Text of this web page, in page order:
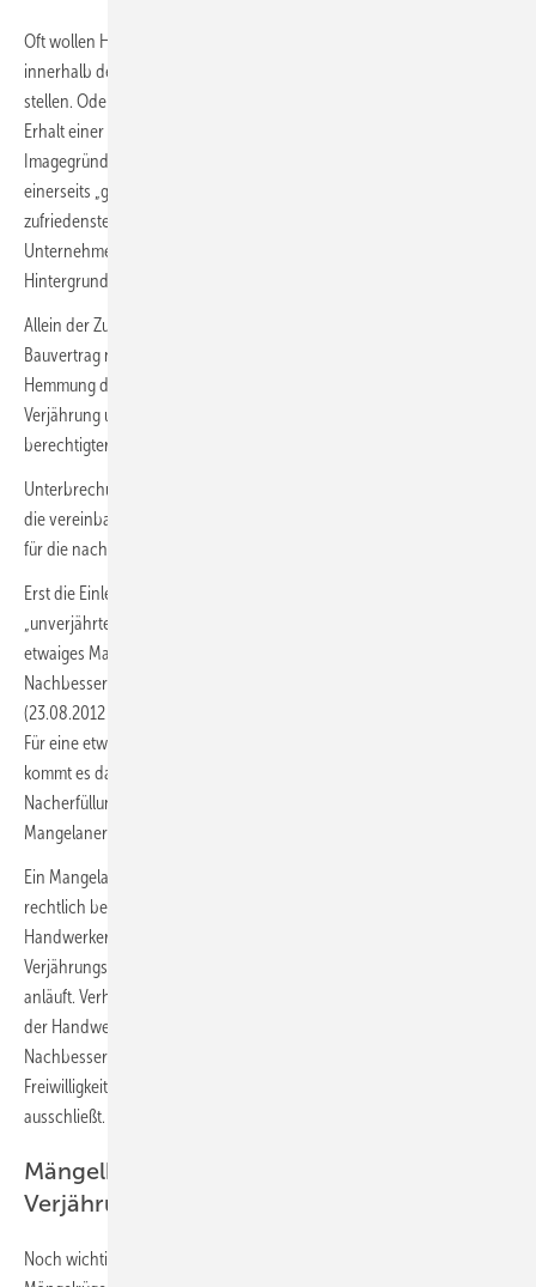
Oft wollen Handwerker vom Kunden erhobene Mängelrügen
innerhalb der „laufenden“ Verjährungszeit nicht zeitintensiv streitig
stellen. Oder sie wollen keinen allgemeinen Kostenvorbehalt bei
Erhalt einer Mängelrüge erklären. Stattdessen ziehen sie es aus
Imagegründen für das Unternehmen vor, etwaige Mängelrügen
einerseits „geräuschlos“ und andererseits für den Kunden
zufriedenstellend zu erledigen. Um in diesem Zusammenhang als
Unternehmer taktisch klug vorgehen zu können, sollte folgendes
Hintergrundwissen im Baurecht berücksichtigt werden:
Allein der Zugang einer Mängelrüge beim Handwerker führt im BGB-
Bauvertrag nicht zu einer Verjährungshemmung oder -unterbrechung.
Hemmung der Verjährung bedeutet, dass der zeitliche Ablauf der
Verjährung um die Zeitdauer zwischen Zugang der Mängelrüge und
berechtigter Nacherfüllung verlängert wird.
Unterbrechung der Verjährung bedeutet, dass mit der Unterbrechung
die vereinbarte oder gesetzlich geltende Verjährungsfrist nochmals
für die nachgebesserte Leistung „bei null“ beginnt.
Erst die Einleitung eines selbstständigen Beweisverfahrens zum
„unverjährten“ Zeitpunkt (BGH 28.10.2010 AZ: VII ZR 172/09) oder ein
etwaiges Mangelanerkenntnis durch die „vorbehaltlose“ kostenfreie
Nachbesserung hätte gegebenenfalls Auswirkung auf die Verjährung
(23.08.2012 AZ: VII ZR 155/10).
Für eine etwaige „Verjährungsverlängerung“ im BGB-Bauvertrag
kommt es daher entscheidend darauf an, ob die „kostenfreie“
Nacherfüllung bzw. Nachbesserung durch den Handwerker als
Mangelanerkenntnis ausgelegt werden kann oder nicht.
Ein Mangelanerkenntnis sollte daher vermieden und hierdurch
rechtlich bewirkt werden, dass bei einer Kulanzleistung durch den
Handwerker nicht nochmals die zweijährige bzw. fünfjährige
Verjährungsfrist ab Abnahme der Nacherfüllung/Nachbesserung
anläuft. Verhindert werden kann dies klar und deutlich dadurch, dass
der Handwerker vor Ausübung der Nacherfüllung bzw.
Nachbesserung eine Kulanzerklärung bzw. einen
Freiwilligkeitsvorbehalt abgibt, deren Inhalt ein Mangelanerkenntnis
ausschließt.
Mängelbeseitigung bei „eingetretener“
Verjährung nur auf Kulanz
Noch wichtiger ist es aus Sicht des Handwerkers, erhobene